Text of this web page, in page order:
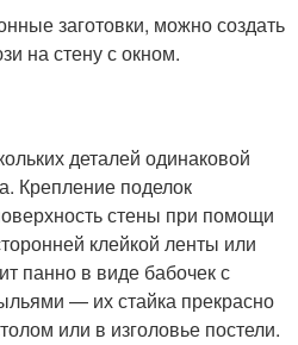
заготовки, можно создать
на стену с окном.
деталей одинаковой
Крепление поделок
стены при помощи
клейкой ленты или
панно в виде бабочек с
— их стайка прекрасно
или в изголовье постели.